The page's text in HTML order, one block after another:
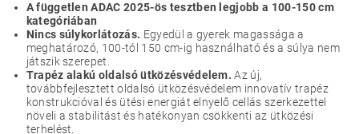
A független ADAC 2025-ös tesztben legjobb a 100-150 cm
kategóriában
Nincs súlykorlátozás. Egyedül a gyerek magassága a
meghatározó, 100-tól 150 cm-ig használható és a súlya nem
játszik szerepet.
Trapéz alakú oldalsó ütközésvédelem. Az új,
továbbfejlesztett oldalsó ütközésvédelem innovatív trapéz
konstrukcióval és ütési energiát elnyelő cellás szerkezettel
növeli a stabilitást és hatékonyan csökkenti az ütközési
terhelést.